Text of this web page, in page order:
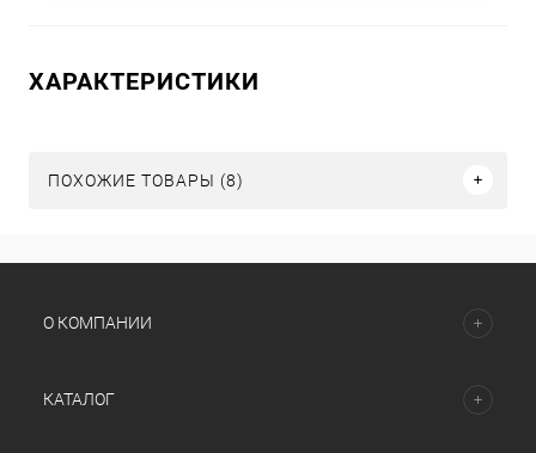
ХАРАКТЕРИСТИКИ
ПОХОЖИЕ ТОВАРЫ (8)
О КОМПАНИИ
КАТАЛОГ